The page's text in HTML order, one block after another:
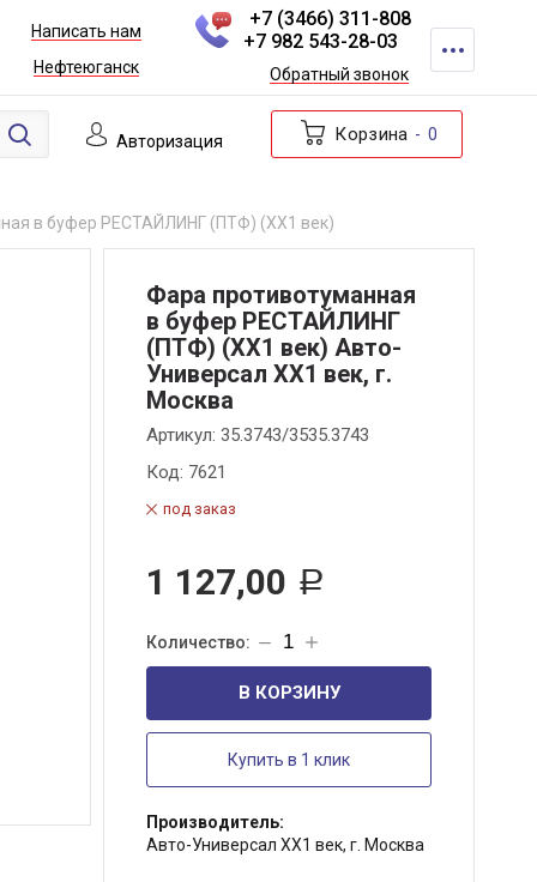
Написать нам
Нефтеюганск
+7 (3466) 311-808
+7 982 543-28-03
Обратный звонок
Авторизация Корзина 0
в буфер РЕСТАЙЛИНГ (ПТФ) (ХХ1 век)
Фара противотуманная
в буфер РЕСТАЙЛИНГ
(ПТФ) (ХХ1 век) Авто-
Универсал ХХ1 век, г.
Москва
Артикул: 35.3743/3535.3743
Код: 7621
под заказ
1 127,00 Р
В КОРЗИНУ
Купить в 1 клик
Производитель:
Авто-Универсал ХХ1 век, г. Москва